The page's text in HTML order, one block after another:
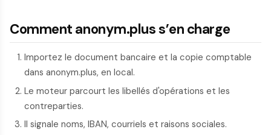
Comment anonym.plus s’en charge
Importez le document bancaire et la copie comptable
dans anonym.plus, en local.
Le moteur parcourt les libellés d'opérations et les
contreparties.
Il signale noms, IBAN, courriels et raisons sociales.